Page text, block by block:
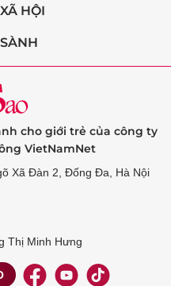
XÃ HỘI
SÀNH
cho giới trẻ của công ty
VietNamNet
Xã Đàn 2, Đống Đa, Hà Nội
Thị Minh Hưng